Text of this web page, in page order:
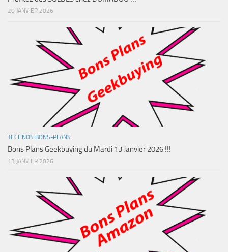
20 JANVIER 2026
TECHNOS BONS-PLANS
Bons Plans Geekbuying du Mardi 13 Janvier 2026 !!!
13 JANVIER 2026